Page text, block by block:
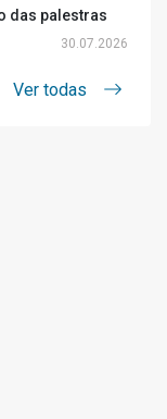
das palestras
30.07.2026
Ver todas